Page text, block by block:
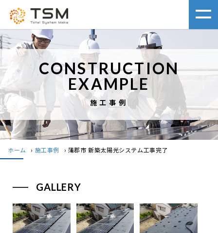
CONSTRUCTION
EXAMPLE
施工事例
ホーム › 施工事例 › 蒲郡市 新築太陽光システム工事完了
GALLERY